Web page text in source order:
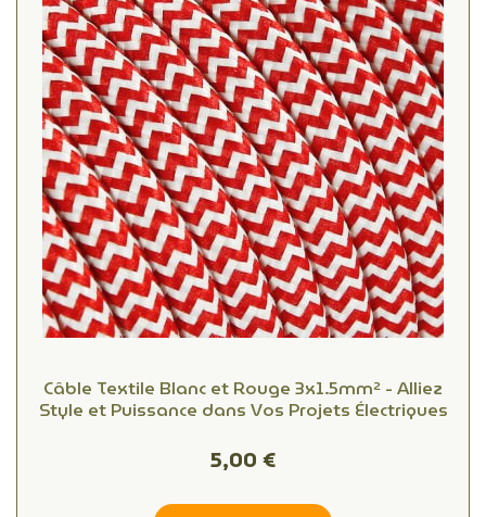
Câble Textile Blanc et Rouge 3x1.5mm² - Alliez
Style et Puissance dans Vos Projets Électriques
5,00 €